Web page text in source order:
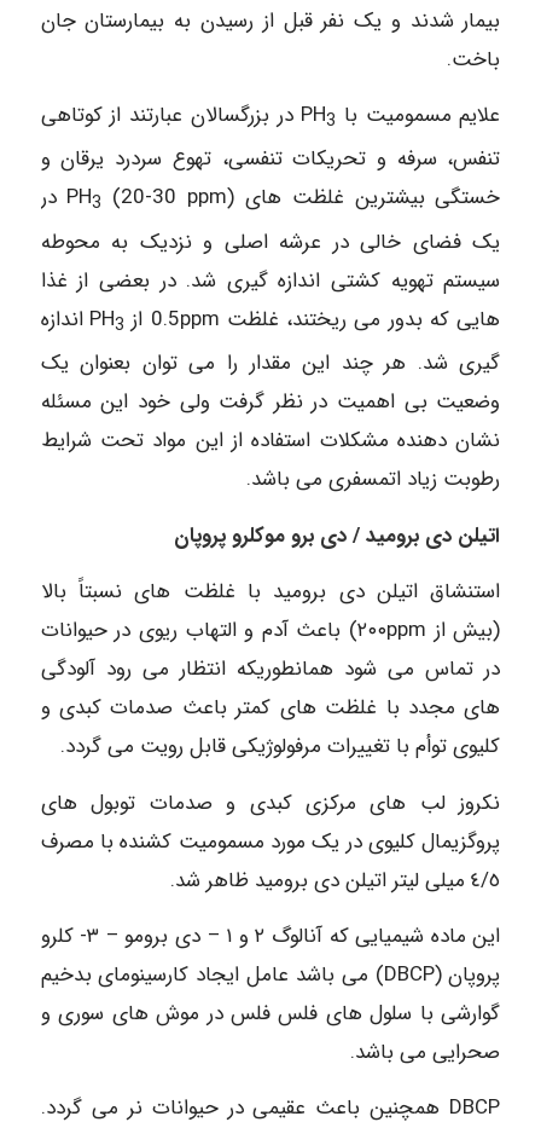
بیمار شدند و یک نفر قبل از رسیدن به بیمارستان جان
باخت.
علایم مسمومیت با PH 3
در بزرگسالان عبارتند از کوتاهی
تنفس، سرفه و تحریکات تنفسی، تهوع سردرد یرقان و
خستگی بیشترین غلظت های PH
3
(20-30 ppm) در
یک فضای خالی در عرشه اصلی و نزدیک به محوطه
سیستم تهویه کشتی اندازه گیری شد. در بعضی از غذا
هایی که بدور می ریختند، غلظت 0.5ppm از PH
3
اندازه
گیری شد. هر چند این مقدار را می توان بعنوان یک
وضعیت بی اهمیت در نظر گرفت ولی خود این مسئله
نشان دهنده مشکلات استفاده از این مواد تحت شرایط
رطوبت زیاد اتمسفری می باشد.
اتیلن دی برومید / دی برو موکلرو پروپان
استنشاق اتیلن دی برومید با غلظت های نسبتاً بالا
(بیش از ۲۰۰ppm) باعث آدم و التهاب ریوی در حیوانات
در تماس می شود همانطوریکه انتظار می رود آلودگی
های مجدد با غلظت های کمتر باعث صدمات کبدی و
کلیوی توأم با تغییرات مرفولوژیکی قابل رویت می گردد.
نکروز لب های مرکزی کبدی و صدمات توبول های
پروگزیمال کلیوی در یک مورد مسمومیت کشنده با مصرف
٤/٥ میلی لیتر اتیلن دی برومید ظاهر شد.
این ماده شیمیایی که آنالوگ ۲ و ۱ – دی برومو – ۳- کلرو
پروپان (DBCP) می باشد عامل ایجاد کارسینومای بدخیم
گوارشی با سلول های فلس فلس در موش های سوری و
صحرایی می باشد.
DBCP همچنین باعث عقیمی در حیوانات نر می گردد.